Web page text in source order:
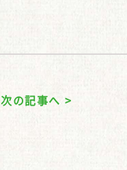
次の記事へ >